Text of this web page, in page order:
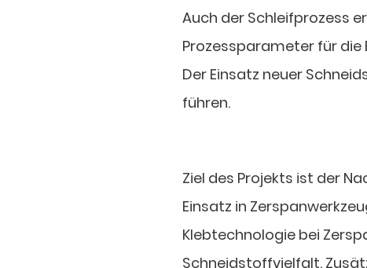
Auch der Schleifprozess
Prozessparameter für
Der Einsatz neuer
führen.
Ziel des Projekts ist der
Einsatz in
Klebtechnologie bei
Schneidstoffvielfalt.